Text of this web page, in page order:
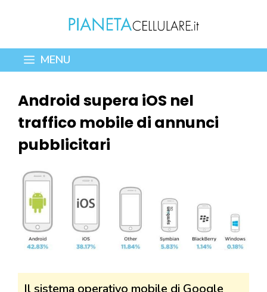
contenuto
MENU
Android supera iOS nel
traffico mobile di annunci
pubblicitari
Il sistema operativo mobile di Google